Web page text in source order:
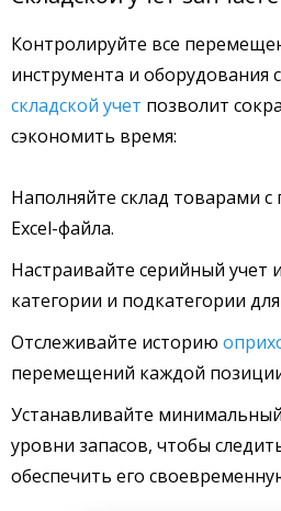
Контролируйте все
инструмента и оборудования
складской учет позволит
сэкономить время:
Наполняйте склад товарами
Excel-файла.
Настраивайте серийный учет
категории и подкатегории
Отслеживайте историю
перемещений каждой
Устанавливайте
уровни запасов, чтобы
обеспечить его